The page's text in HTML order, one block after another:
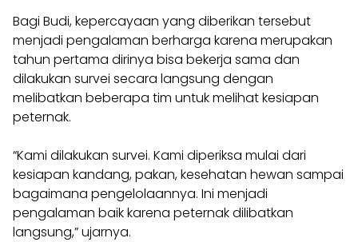
Bagi Budi, kepercayaan yang diberikan tersebut
menjadi pengalaman berharga karena merupakan
tahun pertama dirinya bisa bekerja sama dan
dilakukan survei secara langsung dengan
melibatkan beberapa tim untuk melihat kesiapan
peternak.
“Kami dilakukan survei. Kami diperiksa mulai dari
kesiapan kandang, pakan, kesehatan hewan sampai
bagaimana pengelolaannya. Ini menjadi
pengalaman baik karena peternak dilibatkan
langsung,” ujarnya.